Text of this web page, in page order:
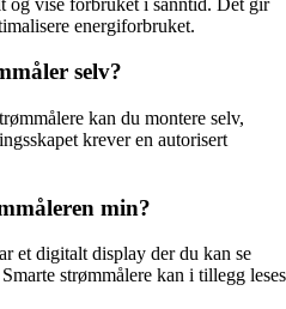
energiforbruket.
selv?
kan du montere selv,
krever en autorisert
min?
et digitalt display der du kan se
strømmålere kan i tillegg leses